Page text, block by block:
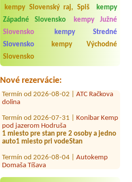
kempy Slovenský raj, Spiš
kempy
Západné Slovensko
kempy Južné
Slovensko
kempy Stredné
Slovensko
kempy Východné
Slovensko
Nové rezervácie:
Termín od 2026-08-02 |
Autocamping
Podlesok
Termín od 2026-07-30 |
dolina
pod jazerom Hodruša
1 miesto pre stan pre 2 osoby a jedno
auto1 miesto pri vodeStan
Domaša Tíšava
3 lozka 3 osoby